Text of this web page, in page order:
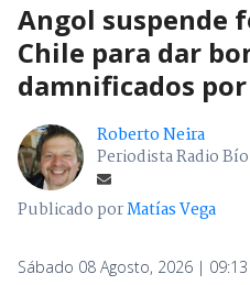
Angol suspende
Chile para dar
damnificados
Roberto Neira
Periodista Radio
Publicado porMatías Vega
Sábado 08 Agosto, 2026 | 09:13